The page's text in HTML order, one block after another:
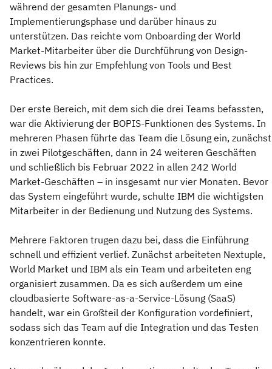
während der gesamten Planungs- und
Implementierungsphase und darüber hinaus zu
unterstützen. Das reichte vom Onboarding der World
Market-Mitarbeiter über die Durchführung von Design-
Reviews bis hin zur Empfehlung von Tools und Best
Practices.
Der erste Bereich, mit dem sich die drei Teams befassten,
war die Aktivierung der BOPIS-Funktionen des Systems. In
mehreren Phasen führte das Team die Lösung ein, zunächst
in zwei Pilotgeschäften, dann in 24 weiteren Geschäften
und schließlich bis Februar 2022 in allen 242 World
Market-Geschäften – in insgesamt nur vier Monaten. Bevor
das System eingeführt wurde, schulte IBM die wichtigsten
Mitarbeiter in der Bedienung und Nutzung des Systems.
Mehrere Faktoren trugen dazu bei, dass die Einführung
schnell und effizient verlief. Zunächst arbeiteten Nextuple,
World Market und IBM als ein Team und arbeiteten eng
organisiert zusammen. Da es sich außerdem um eine
cloudbasierte Software-as-a-Service-Lösung (SaaS)
handelt, war ein Großteil der Konfiguration vordefiniert,
sodass sich das Team auf die Integration und das Testen
konzentrieren konnte.